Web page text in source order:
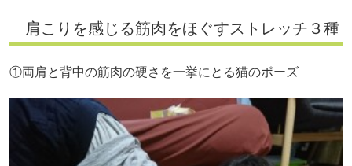
肩こりを感じる筋肉をほぐすストレッチ３種
①両肩と背中の筋肉の硬さを一挙にとる猫のポーズ